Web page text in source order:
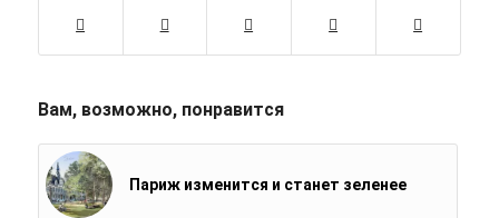
Вам, возможно, понравится
Париж изменится и станет зеленее